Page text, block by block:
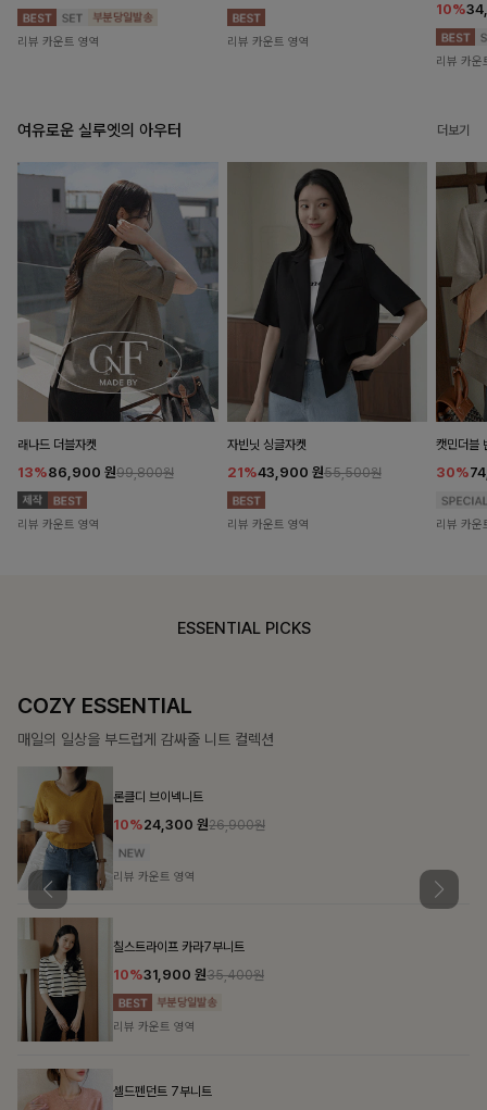
리뷰 카운트 영역 리뷰 카운트 영역
10%
리뷰 카운
여유로운 실루엣의 아우터 더보기
래나드 더블자켓
13%86,900 원99,800원
리뷰 카운트 영역
자빈닛 싱글자켓
21%43,900 원55,500원
리뷰 카운트 영역
캣민더블
30%
리뷰 카운
ESSENTIAL PICKS
DOUBLE THE JOY
함께할 때 더욱 완벽한, 합리적인 선택으로 채우는 즐거움
필첸체크 스트링블라우스+플레어스커트SET
14%42,900원49,800원
리뷰 카운트 영역
특스트라이프 링클원피스+스트링자켓SET
12%69,900원79,400원
리뷰 카운트 영역
헨틴링클 날개티셔츠+치마바지SET